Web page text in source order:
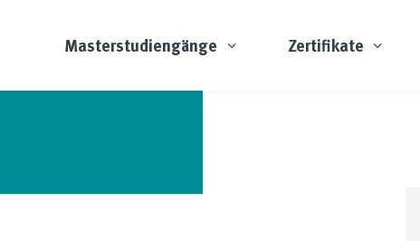
Masterstudiengänge Zertifikate